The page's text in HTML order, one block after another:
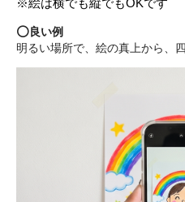
※絵は横でも縦でもOKです
⭕️良い例
明るい場所で、絵の真上から、